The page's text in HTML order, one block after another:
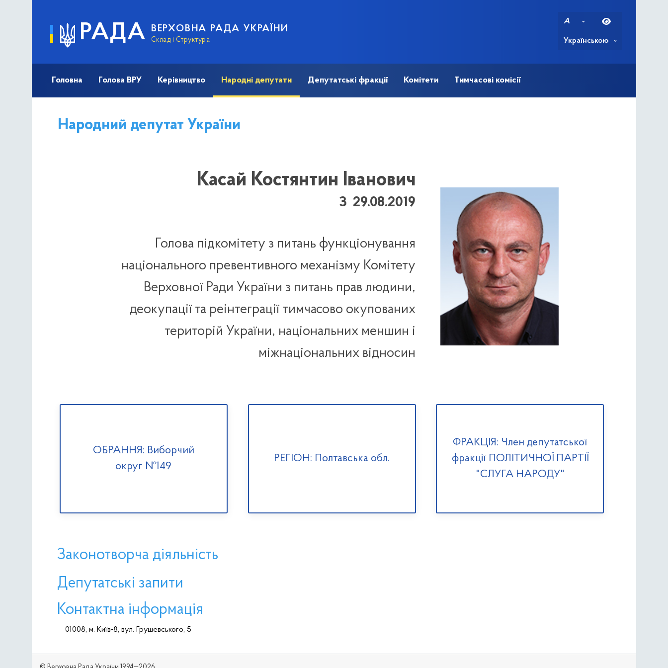
РАДА ВЕРХОВНА РАДА УКРАЇНИ
Склад і Структура
A
Українською
Головна Голова ВРУ Керівництво Народні депутати Депутатські фракції Комітети Тимчасові комісії
Народний депутат України
Касай Костянтин Іванович
З 29.08.2019
Голова підкомітету з питань функціонування
національного превентивного механізму Комітету
Верховної Ради України з питань прав людини,
деокупації та реінтеграції тимчасово окупованих
територій України, національних меншин і
міжнаціональних відносин
ОБРАННЯ: Виборчий
округ №149
РЕГІОН: Полтавська обл.
ФРАКЦІЯ: Член депутатської
фракції ПОЛІТИЧНОЇ ПАРТІЇ
"СЛУГА НАРОДУ"
Законотворча діяльність
Депутатські запити
Контактна інформація
01008, м. Київ-8, вул. Грушевського, 5